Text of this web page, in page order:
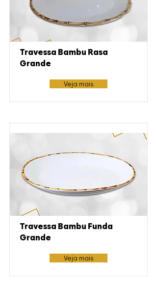
Travessa Bambu Rasa
Grande
Veja mais
Travessa Bambu Funda
Grande
Veja mais